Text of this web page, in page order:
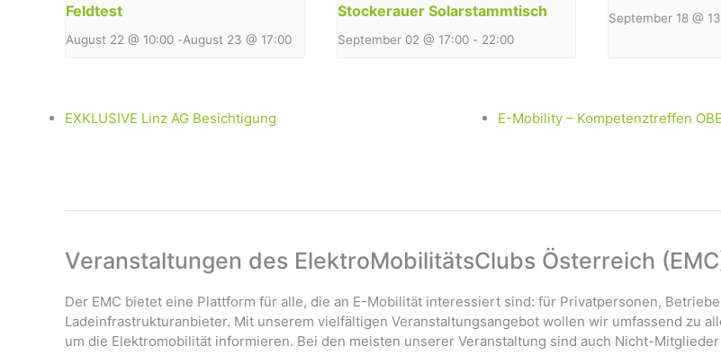
Feldtest
August 22 @ 10:00 -August 23 @ 17:00
Stockerauer Solarstammtisch
September 02 @ 17:00 - 22:00
September 18 @
EXKLUSIVE Linz AG Besichtigung E-Mobility – Kompetenztreffen
Veranstaltungen des ElektroMobilitätsClubs Österreich
Der EMC bietet eine Plattform für alle, die an E-Mobilität interessiert sind: für Privatpersonen,
Ladeinfrastrukturanbieter. Mit unserem vielfältigen Veranstaltungsangebot wollen wir umfassend zu
um die Elektromobilität informieren. Bei den meisten unserer Veranstaltung sind auch Nicht-